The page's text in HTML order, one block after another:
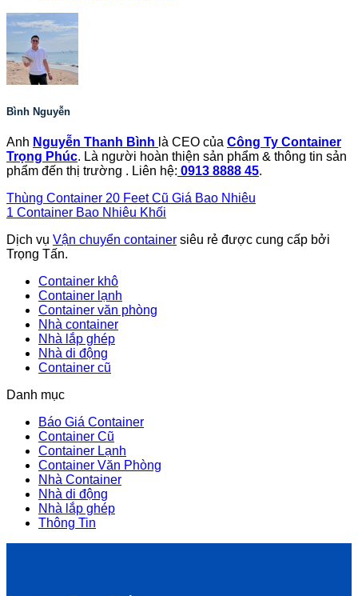
Bình Nguyễn
Anh Nguyễn Thanh Bình là CEO của Công Ty Container
Trọng Phúc. Là người hoàn thiện sản phẩm & thông tin sản
phẩm đến thị trường . Liên hệ: 0913 8888 45.
Thùng Container 20 Feet Cũ Giá Bao Nhiêu
1 Container Bao Nhiêu Khối
Dịch vụ Vận chuyển container siêu rẻ được cung cấp bởi
Trọng Tấn.
Container khô
Container lạnh
Container văn phòng
Nhà container
Nhà lắp ghép
Nhà di động
Container cũ
Danh mục
Báo Giá Container
Container Cũ
Container Lạnh
Container Văn Phòng
Nhà Container
Nhà di động
Nhà lắp ghép
Thông Tin